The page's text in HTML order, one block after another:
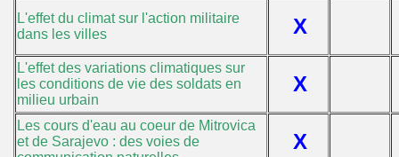
L'effet du climat sur l'action militaire
dans les villes
X
L'effet des variations climatiques sur
les conditions de vie des soldats en
milieu urbain
X
Les cours d'eau au coeur de Mitrovica
et de Sarajevo : des voies de
X